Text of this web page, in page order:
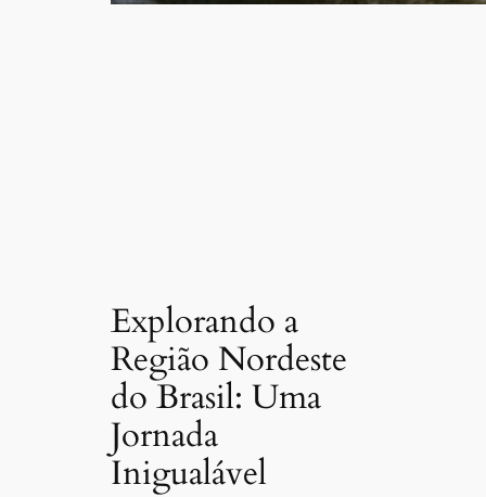
Explorando a
Região Nordeste
do Brasil: Uma
Jornada
Inigualável